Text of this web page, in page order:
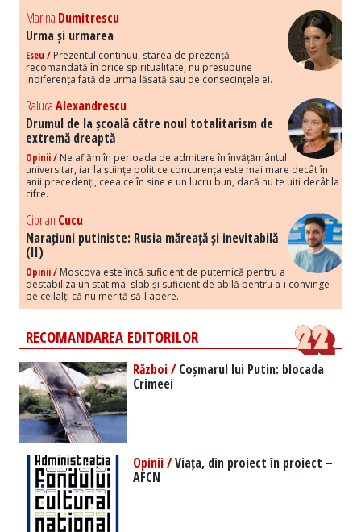
Marina Dumitrescu
Urma și urmarea
Eseu / Prezentul continuu, starea de prezență
recomandată în orice spiritualitate, nu presupune
indiferența față de urma lăsată sau de consecințele ei.
RalucaAlexandrescu
Drumul de la școală către noul totalitarism de
extremă dreaptă
Opinii / Ne aflăm în perioada de admitere în învățământul
universitar, iar la științe politice concurența este mai mare decât în
anii precedenți, ceea ce în sine e un lucru bun, dacă nu te uiți decât la
cifre.
Ciprian Cucu
Narațiuni putiniste: Rusia măreață și inevitabilă
(II)
Opinii / Moscova este încă suficient de puternică pentru a
destabiliza un stat mai slab și suficient de abilă pentru a-i convinge
pe ceilalți că nu merită să-l apere.
RECOMANDAREA EDITORILOR
Război /Coșmarul lui Putin: blocada
Crimeei
Opinii /Viața, din proiect în proiect –
AFCN